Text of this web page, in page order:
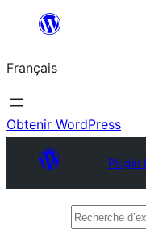
contenu
Français
Obtenir WordPress
Plugin
Recherche